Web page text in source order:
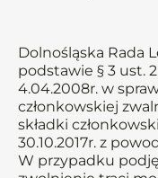
Dolnośląska Rada
podstawie § 3 ust.
4.04.2008r. w
członkowskiej
składki
30.10.2017r. z
W przypadku